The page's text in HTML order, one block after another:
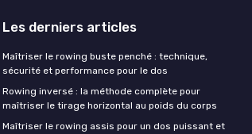
Les derniers articles
Maîtriser le rowing buste penché : technique,
sécurité et performance pour le dos
Rowing inversé : la méthode complète pour
maîtriser le tirage horizontal au poids du corps
Maîtriser le rowing assis pour un dos puissant et